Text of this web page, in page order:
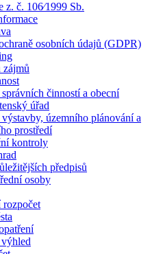
z. č. 106⁄1999 Sb.
osobních údajů (GDPR)
zájmů
činností a obecní
úřad
územního plánování a
prostředí
kontroly
předpisů
osoby